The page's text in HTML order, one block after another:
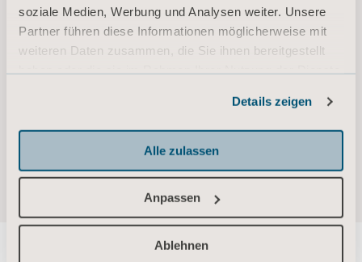
soziale Medien, Werbung und Analysen weiter. Unsere
Partner führen diese Informationen möglicherweise mit
weiteren Daten zusammen, die Sie ihnen bereitgestellt
Details zeigen
Alle zulassen
Anpassen
Ablehnen
effektivt förebyggande av trycksår och djup ventrombos hjälper vi personalen i olika
vårdmiljöer att ständigt höja standarden för en säker och värdig vård. Arjo har cirka
6 000 anställda över hela världen och kunder i mer än 100 länder. Arjos omsättning
2020